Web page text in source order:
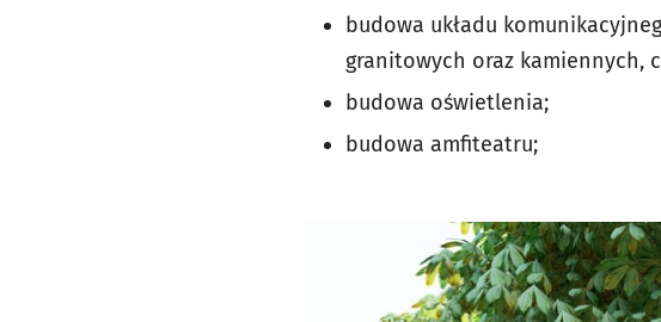
budowa układu
granitowych oraz kamiennych,
budowa oświetlenia;
budowa amfiteatru;